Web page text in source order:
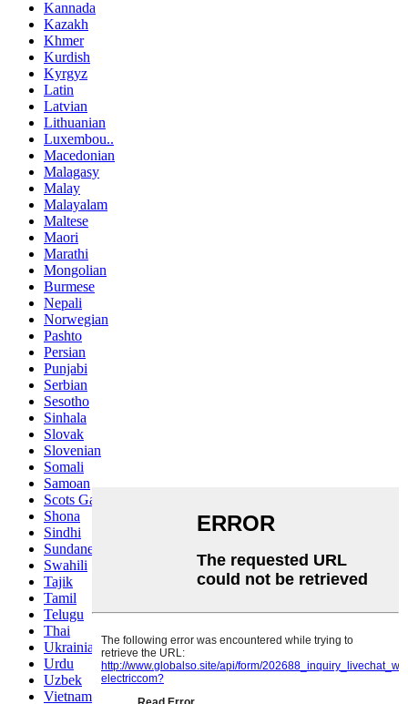
Kannada
Kazakh
Khmer
Kurdish
Kyrgyz
Latin
Latvian
Lithuanian
Luxembou..
Macedonian
Malagasy
Malay
Malayalam
Maltese
Maori
Marathi
Mongolian
Burmese
Nepali
Norwegian
Pashto
Persian
Punjabi
Serbian
Sesotho
Sinhala
Slovak
Slovenian
Somali
Samoan
Scots Gaelic
Shona
Sindhi
Sundanese
Swahili
Tajik
Tamil
Telugu
Thai
Ukrainian
Urdu
Uzbek
Vietnamese